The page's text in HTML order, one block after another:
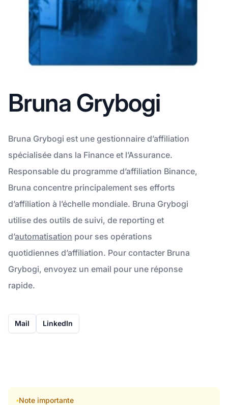
Bruna Grybogi
Bruna Grybogi est une gestionnaire d’affiliation
spécialisée dans la Finance et l’Assurance.
Responsable du programme d’affiliation Binance,
Bruna concentre principalement ses efforts
d’affiliation à l’échelle mondiale. Bruna Grybogi
utilise des outils de suivi, de reporting et
d’automatisation pour ses opérations
quotidiennes d’affiliation. Pour contacter Bruna
Grybogi, envoyez un email pour une réponse
rapide.
Mail LinkedIn
Note importante